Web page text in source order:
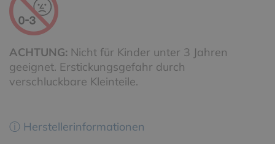
ACHTUNG: Nicht für Kinder unter 3 Jahren
geeignet. Erstickungsgefahr durch
verschluckbare Kleinteile.
ⓘ Herstellerinformationen